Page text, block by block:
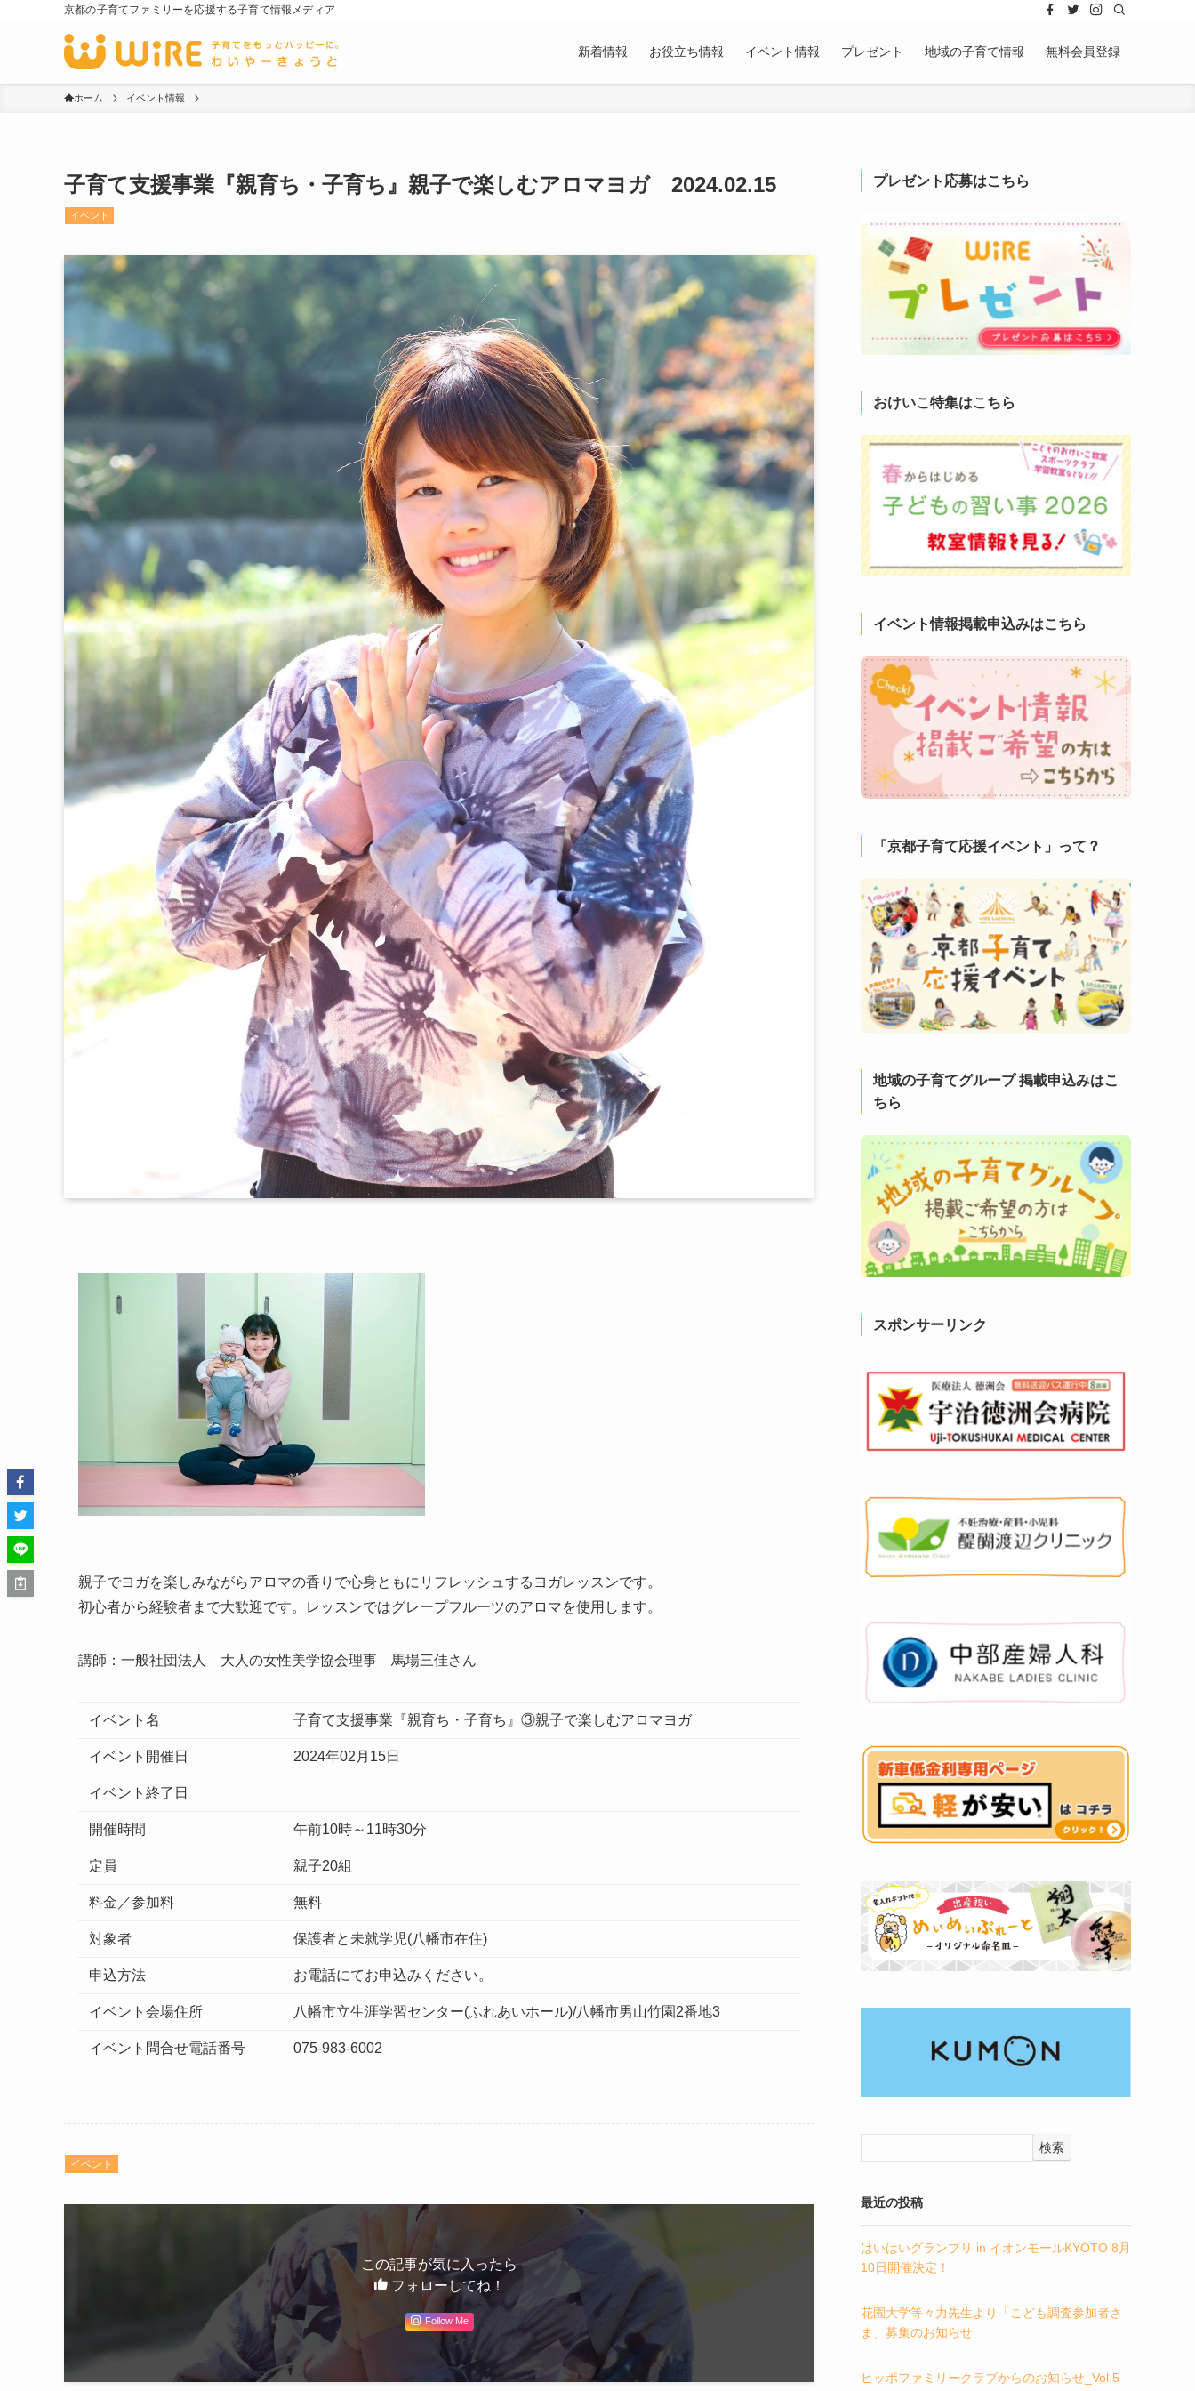
京都の子育てファミリーを応援する子育て情報メディア
新着情報 お役立ち情報 イベント情報 プレゼント 地域の子育て情報 無料会員登録
ホーム イベント情報
子育て支援事業『親育ち・子育ち』親子で楽しむアロマヨガ 2024.02.15
イベント
親子でヨガを楽しみながらアロマの香りで心身ともにリフレッシュするヨガレッスンです。
初心者から経験者まで大歓迎です。レッスンではグレープフルーツのアロマを使用します。
講師：一般社団法人 大人の女性美学協会理事 馬場三佳さん
イベント名 子育て支援事業『親育ち・子育ち』③親子で楽しむアロマヨガ
イベント開催日 2024年02月15日
イベント終了日
開催時間 午前10時～11時30分
定員 親子20組
料金／参加料 無料
対象者 保護者と未就学児(八幡市在住)
申込方法 お電話にてお申込みください。
イベント会場住所 八幡市立生涯学習センター(ふれあいホール)/八幡市男山竹園2番地3
イベント問合せ電話番号 075-983-6002
イベント
この記事が気に入ったら
フォローしてね！
Follow Me
プレゼント応募はこちら
おけいこ特集はこちら
イベント情報掲載申込みはこちら
「京都子育て応援イベント」って？
地域の子育てグループ 掲載申込みはこ
ちら
スポンサーリンク
検索
最近の投稿
はいはいグランプリ in イオンモールKYOTO 8月
10日開催決定！
花園大学等々力先生より「こども調査参加者さ
ま」募集のお知らせ
ヒッポファミリークラブからのお知らせ_Vol.5